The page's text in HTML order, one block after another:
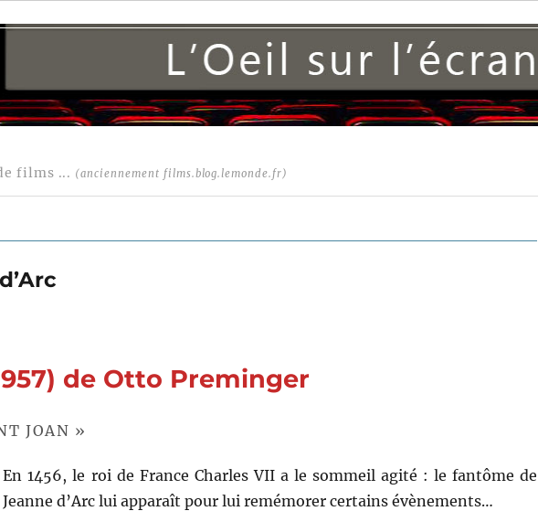
films ... (anciennement films.blog.lemonde.fr)
de Otto Preminger
JOAN »
En 1456, le roi de France Charles VII a le sommeil agité : le fantôme de
Jeanne d’Arc lui apparaît pour lui remémorer certains évènements…